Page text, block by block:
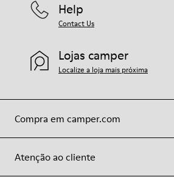
Compra em camper.com
Atenção ao cliente
Help
Contact Us
Lojas camper
Localize a loja mais próxima